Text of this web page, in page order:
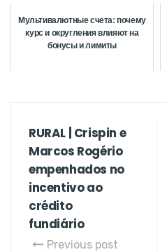
Мультивалютные счета: почему
курс и округления влияют на
бонусы и лимиты
RURAL | Crispin e
Marcos Rogério
empenhados no
incentivo ao
crédito
fundiário
Previous post